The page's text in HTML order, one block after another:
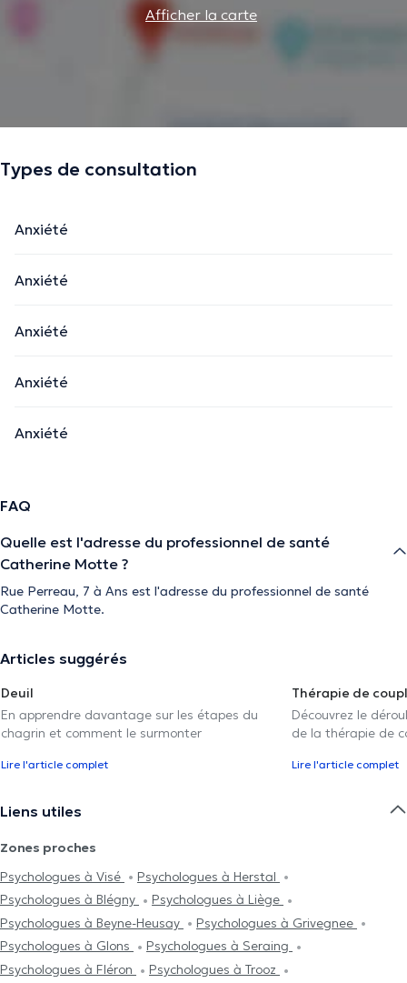
Afficher la carte
Types de consultation
Anxiété
Anxiété
Anxiété
Anxiété
Anxiété
FAQ
Quelle est l'adresse du professionnel de santé
Catherine Motte ?
Rue Perreau, 7 à Ans est l'adresse du professionnel de santé
Catherine Motte.
Articles suggérés
Deuil
En apprendre davantage sur les étapes du
chagrin et comment le surmonter
Lire l'article complet
Thérapie de
Découvrez le
de la thérapie de
Lire l'article complet
Liens utiles
Zones proches
Psychologues à Visé
Psychologues à Herstal
Psychologues à Blégny
Psychologues à Liège
Psychologues à Beyne-Heusay
Psychologues à Grivegnee
Psychologues à Glons
Psychologues à Seraing
Psychologues à Fléron
Psychologues à Trooz